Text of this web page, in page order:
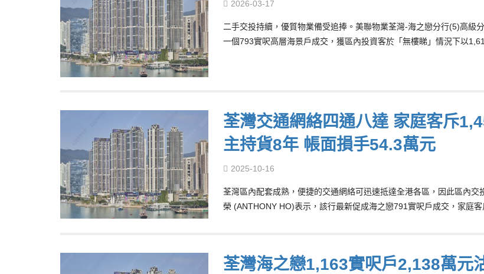
2026-03-17
二手交投持續，優質物業備受追捧。美聯物業荃灣-海之戀分行(5)高
一個793實呎高層海景戶成交，獲區內投資客於「無樓睇」情況下以
荃灣交通網絡四通八達 家庭客斥
主持貨8年 帳面損手54.3萬元
2025-10-16
荃灣區內配套成熟，便捷的交通網絡可迅速抵達全港各區，因此區內
榮 (ANTHONY HO)表示，該行最新促成海之戀791實呎戶成交，家庭
荃灣海之戀1,163實呎戶2,138萬元